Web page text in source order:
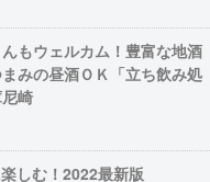
もウェルカム！豊富な地酒
みの昼酒ＯＫ「立ち飲み処
崎
しむ！2022最新版